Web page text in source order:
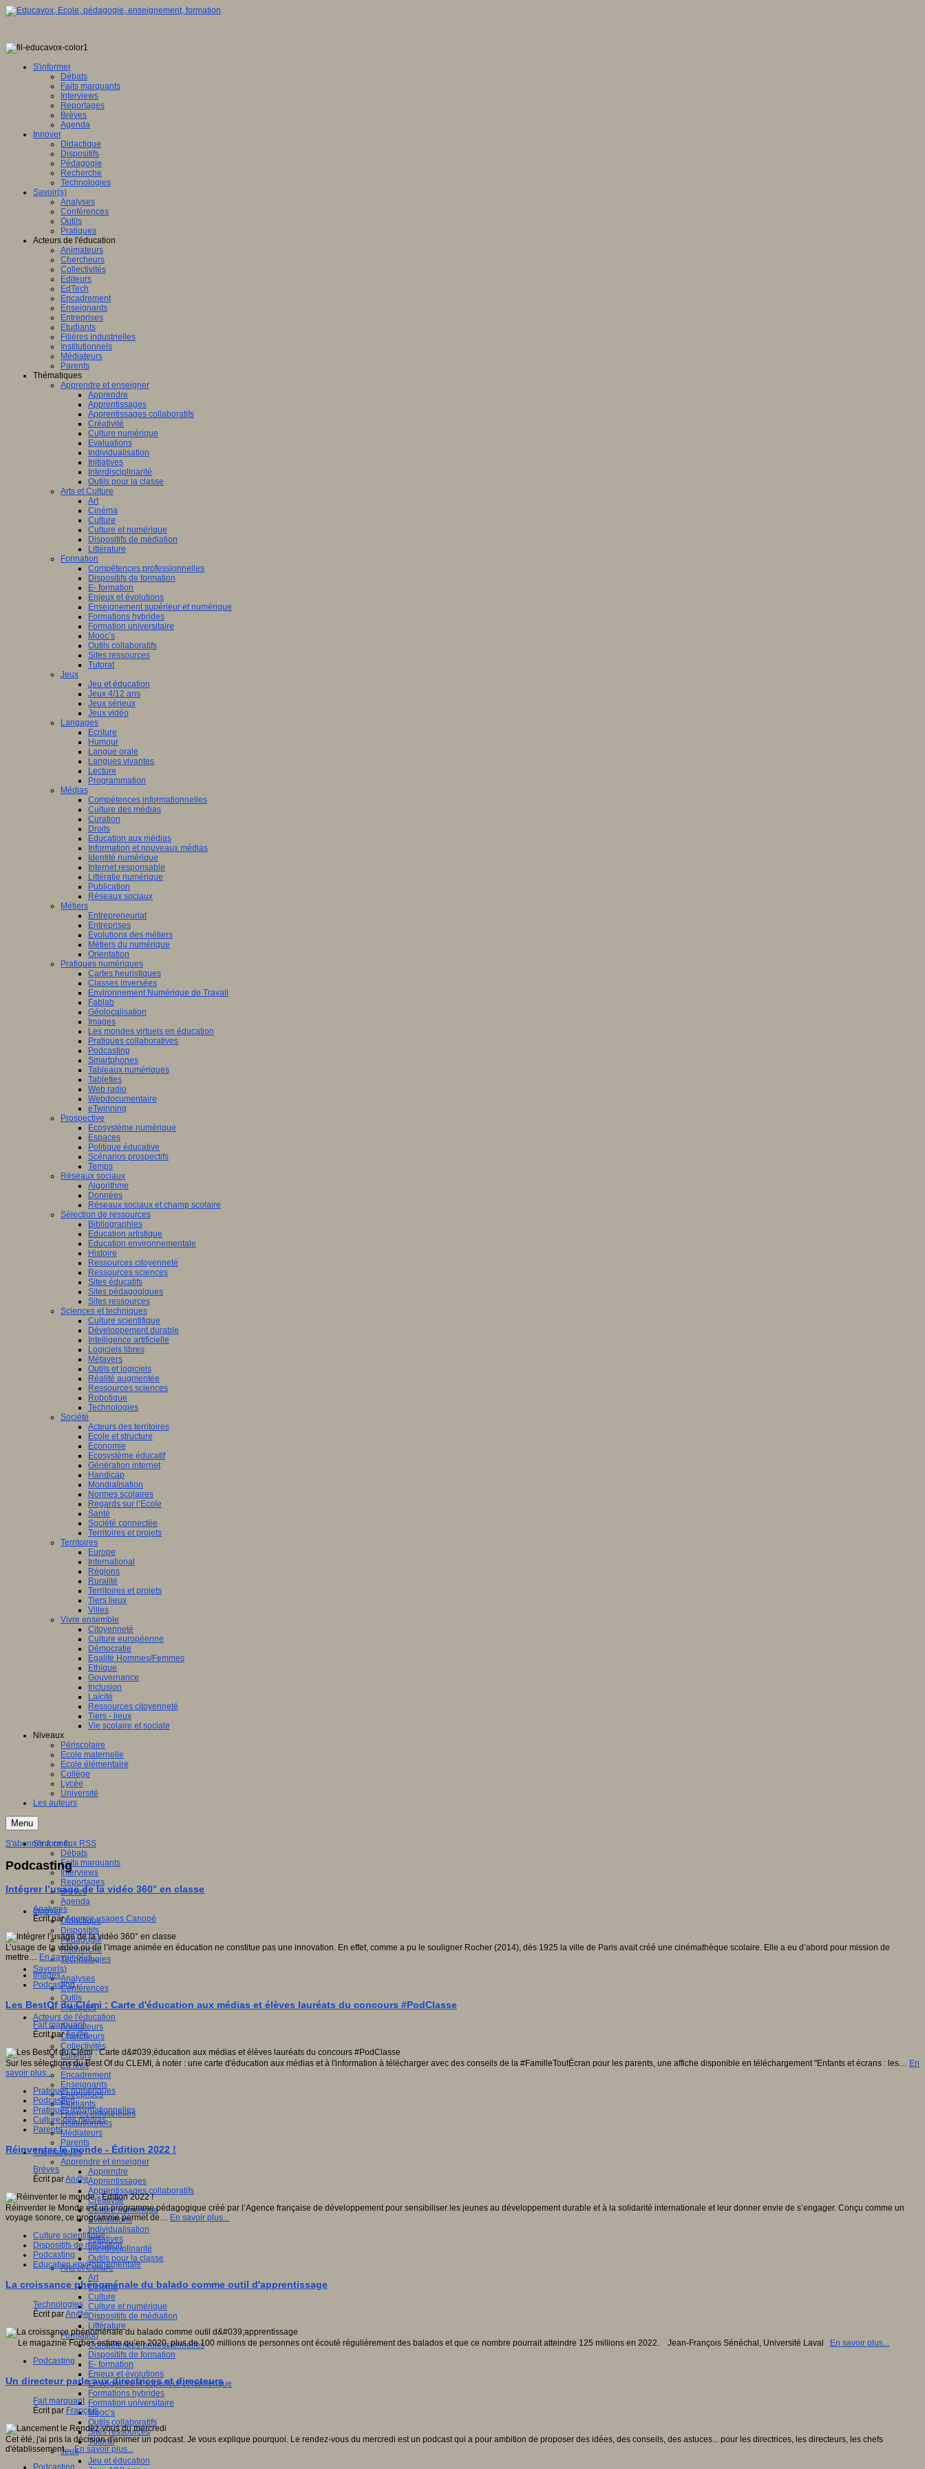
S'informer
Débats
Faits marquants
Interviews
Reportages
Brèves
Agenda
Innover
Didactique
Dispositifs
Pédagogie
Recherche
Technologies
Savoir(s)
Analyses
Conférences
Outils
Pratiques
Acteurs de l'éducation
Animateurs
Chercheurs
Collectivités
Editeurs
EdTech
Encadrement
Enseignants
Entreprises
Etudiants
Filières industrielles
Institutionnels
Médiateurs
Parents
Thématiques
Apprendre et enseigner
Apprendre
Apprentissages
Apprentissages collaboratifs
Créativité
Culture numérique
Evaluations
Individualisation
Initiatives
Interdisciplinarité
Outils pour la classe
Arts et Culture
Art
Cinéma
Culture
Culture et numérique
Dispositifs de médiation
Littérature
Formation
Compétences professionnelles
Dispositifs de formation
E- formation
Enjeux et évolutions
Enseignement supérieur et numérique
Formations hybrides
Formation universitaire
Mooc’s
Outils collaboratifs
Sites ressources
Tutorat
Jeux
Jeu et éducation
Jeux 4/12 ans
Jeux sérieux
Jeux vidéo
Langages
Ecriture
Humour
Langue orale
Langues vivantes
Lecture
Programmation
Médias
Compétences informationnelles
Culture des médias
Curation
Droits
Education aux médias
Information et nouveaux médias
Identité numérique
Internet responsable
Littératie numérique
Publication
Réseaux sociaux
Métiers
Entrepreneuriat
Entreprises
Evolutions des métiers
Métiers du numérique
Orientation
Pratiques numériques
Cartes heuristiques
Classes inversées
Environnement Numérique de Travail
Fablab
Géolocalisation
Images
Les mondes virtuels en éducation
Pratiques collaboratives
Podcasting
Smartphones
Tableaux numériques
Tablettes
Web radio
Webdocumentaire
eTwinning
Prospective
Ecosystème numérique
Espaces
Politique éducative
Scénarios prospectifs
Temps
Réseaux sociaux
Algorithme
Données
Réseaux sociaux et champ scolaire
Sélection de ressources
Bibliographies
Education artistique
Education environnementale
Histoire
Ressources citoyenneté
Ressources sciences
Sites éducatifs
Sites pédagogiques
Sites ressources
Sciences et techniques
Culture scientifique
Développement durable
Intelligence artificielle
Logiciels libres
Métavers
Outils et logiciels
Réalité augmentée
Ressources sciences
Robotique
Technologies
Société
Acteurs des territoires
Ecole et structure
Economie
Ecosystème éducatif
Génération internet
Handicap
Mondialisation
Normes scolaires
Regards sur l’Ecole
Santé
Société connectée
Territoires et projets
Territoires
Europe
International
Régions
Ruralité
Territoires et projets
Tiers lieux
Villes
Vivre ensemble
Citoyenneté
Culture européenne
Démocratie
Egalité Hommes/Femmes
Ethique
Gouvernance
Inclusion
Laïcité
Ressources citoyenneté
Tiers - lieux
Vie scolaire et sociale
Niveaux
Périscolaire
Ecole maternelle
Ecole élémentaire
Collège
Lycée
Université
Les auteurs
Menu
S'informer
Débats
Faits marquants
Interviews
Reportages
Brèves
Agenda
Innover
Didactique
Dispositifs
Pédagogie
Recherche
Technologies
Savoir(s)
Analyses
Conférences
Outils
Pratiques
Acteurs de l'éducation
Animateurs
Chercheurs
Collectivités
Editeurs
EdTech
Encadrement
Enseignants
Entreprises
Etudiants
Filières industrielles
Institutionnels
Médiateurs
Parents
Thématiques
Apprendre et enseigner
Apprendre
Apprentissages
Apprentissages collaboratifs
Créativité
Culture numérique
Evaluations
Individualisation
Initiatives
Interdisciplinarité
Outils pour la classe
Arts et Culture
Art
Cinéma
Culture
Culture et numérique
Dispositifs de médiation
Littérature
Formation
Compétences professionnelles
Dispositifs de formation
E- formation
Enjeux et évolutions
Enseignement supérieur et numérique
Formations hybrides
Formation universitaire
Mooc’s
Outils collaboratifs
Sites ressources
Tutorat
Jeux
Jeu et éducation
S'abonner à ce flux RSS
Podcasting
Intégrer l’usage de la vidéo 360° en classe
Analyses
Écrit parAgence usages Canopé
L’usage de la vidéo ou de l’image animée en éducation ne constitue pas une innovation. En effet, comme a pu le souligner Rocher (2014), dès 1925 la ville de Paris avait créé une cinémathèque scolaire. Elle a eu d’abord pour mission de
mettre… En savoir plus...
Images
Podcasting
Les BestOf du Clémi : Carte d'éducation aux médias et élèves lauréats du concours #PodClasse
Fait marquant
Écrit parAn@é
Sur les sélections du Best Of du CLEMI, à noter : une carte d'éducation aux médias et à l'information à télécharger avec des conseils de la #FamilleToutÉcran pour les parents, une affiche disponible en téléchargement "Enfants et écrans : les… En
savoir plus...
Pratiques numériques
Podcasting
Pratiques informationnelles
Culture des médias
Parents
Réinventer le monde - Édition 2022 !
Brèves
Écrit parAn@é
Réinventer le Monde est un programme pédagogique créé par l’Agence française de développement pour sensibiliser les jeunes au développement durable et à la solidarité internationale et leur donner envie de s’engager. Conçu comme un
voyage sonore, ce programme permet de… En savoir plus...
Culture scientifique
Dispositifs de médiation
Podcasting
Education environnementale
La croissance phénoménale du balado comme outil d'apprentissage
Technologies
Écrit parAn@é
Le magazine Forbes estime qu’en 2020, plus de 100 millions de personnes ont écouté régulièrement des balados et que ce nombre pourrait atteindre 125 millions en 2022. Jean-François Sénéchal, Université Laval
En savoir plus...
Podcasting
Un directeur parle aux directrices et directeurs
Fait marquant
Écrit par François
Cet été, j'ai pris la décision d'animer un podcast. Je vous explique pourquoi. Le rendez-vous du mercredi est un podcast qui a pour ambition de proposer des idées, des conseils, des astuces... pour les directrices, les directeurs, les chefs
d'établissement…En savoir plus...
Podcasting